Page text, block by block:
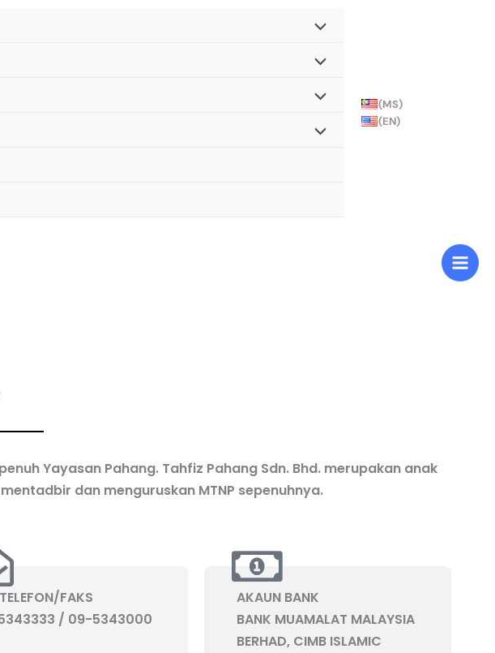
(MS)
(EN)
Yayasan Pahang. Tahfiz Pahang Sdn. Bhd. merupakan anak
dan menguruskan MTNP sepenuhnya.
FAKS
/ 09-5343000
AKAUN BANK
BANK MUAMALAT MALAYSIA
BERHAD, CIMB ISLAMIC